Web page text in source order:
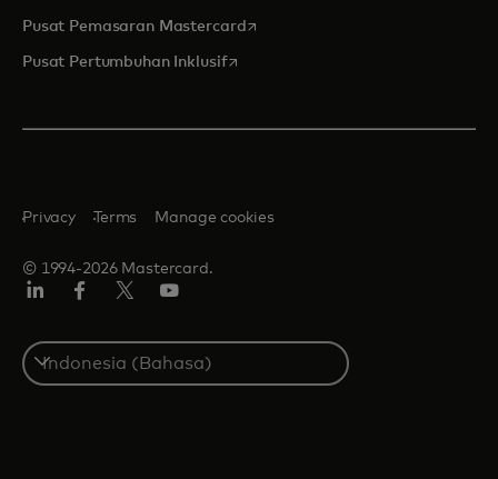
Pusat Pemasaran Mastercardopens in a new tab
Pusat Pertumbuhan Inklusifopens in a new tab
© 1994-2026 Mastercard.
Privacy Terms Manage cookies
Select
a
country